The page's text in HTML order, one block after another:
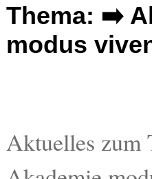
Menüpunkte
Startseite
Gesellschaft
Gesundheit
Kultur
Thema: ➡️
modus
Aktuelles zum